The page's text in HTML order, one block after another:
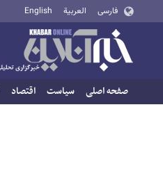
فارسی العربية English
صفحه اصلی سیاست اقتصاد